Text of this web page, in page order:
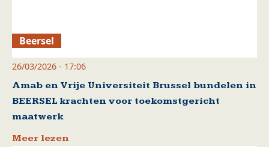
Beersel
26/03/2026 - 17:06
Amab en Vrije Universiteit Brussel bundelen in
BEERSEL krachten voor toekomstgericht
maatwerk
Meer lezen